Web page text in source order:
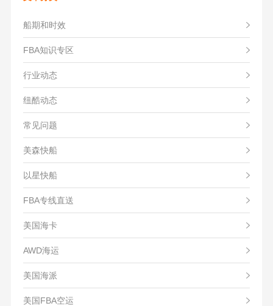
船期和时效
FBA知识专区
行业动态
纽酷动态
常见问题
美森快船
以星快船
FBA专线直送
美国海卡
AWD海运
美国海派
美国FBA空运